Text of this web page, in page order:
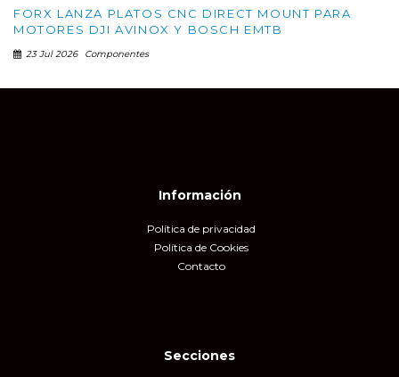
FORX LANZA PLATOS CNC DIRECT MOUNT PARA
MOTORES DJI AVINOX Y BOSCH EMTB
23 Jul 2026 Componentes
Información
Política de privacidad
Política de Cookies
Contacto
Secciones